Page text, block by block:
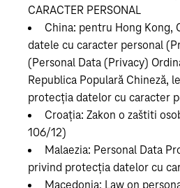
CARACTER PERSONAL
China: pentru Hong Kong,
datele cu caracter personal
(Personal Data (Privacy)
Republica Populară Chineză,
protecția datelor cu caracter
Croația: Zakon o zaštiti
106/12)
Malaezia: Personal Data
privind protecția datelor cu
Macedonia: Law on